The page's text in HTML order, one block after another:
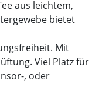
aus leichtem,
bietet
Mit
Viel Platz für
, oder